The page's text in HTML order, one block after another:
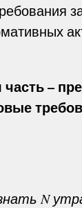
–
N